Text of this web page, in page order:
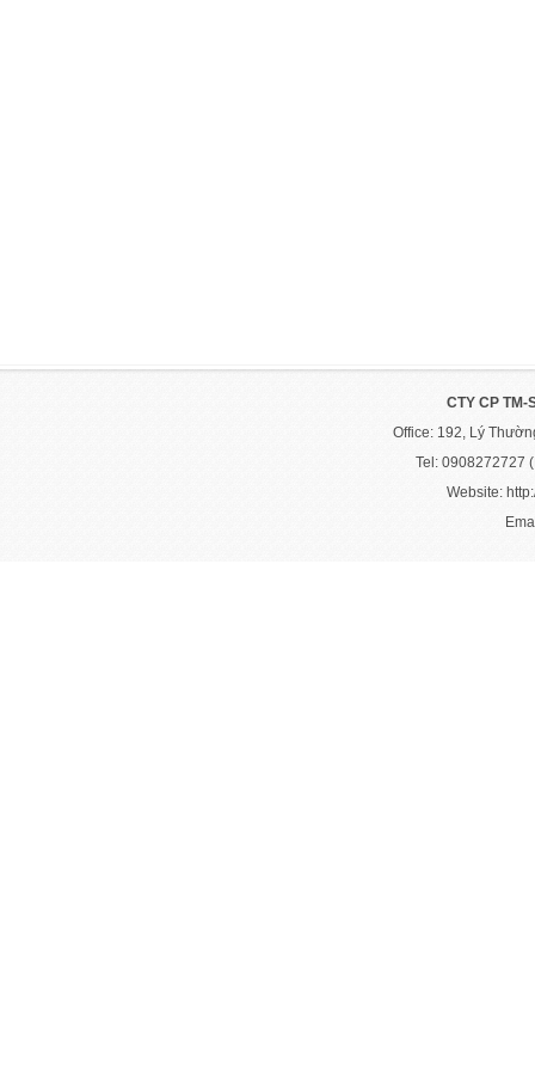
CTY CP TM-
Office: 192, Lý
Tel: 0908272727
Website: